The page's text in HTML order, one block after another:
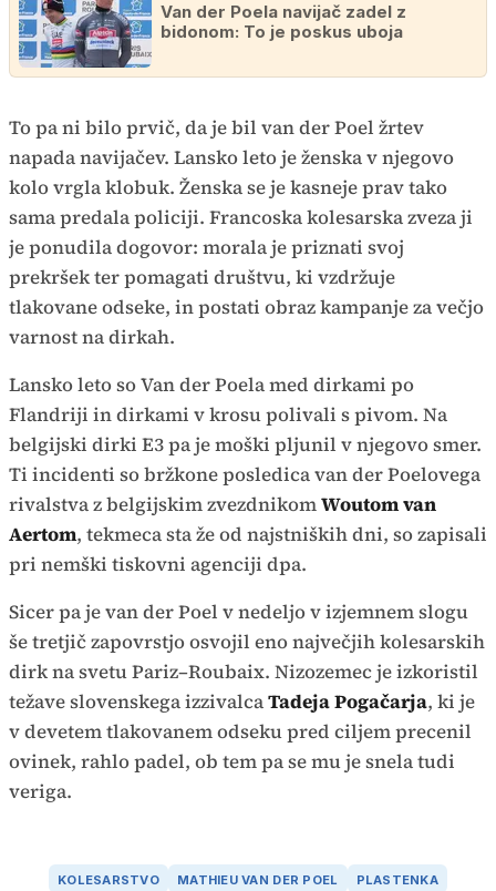
Van der Poela navijač zadel z
bidonom: To je poskus uboja
To pa ni bilo prvič, da je bil van der Poel žrtev
napada navijačev. Lansko leto je ženska v njegovo
kolo vrgla klobuk. Ženska se je kasneje prav tako
sama predala policiji. Francoska kolesarska zveza ji
je ponudila dogovor: morala je priznati svoj
prekršek ter pomagati društvu, ki vzdržuje
tlakovane odseke, in postati obraz kampanje za večjo
varnost na dirkah.
Lansko leto so Van der Poela med dirkami po
Flandriji in dirkami v krosu polivali s pivom. Na
belgijski dirki E3 pa je moški pljunil v njegovo smer.
Ti incidenti so bržkone posledica van der Poelovega
rivalstva z belgijskim zvezdnikomWoutom van
Aertom, tekmeca sta že od najstniških dni, so zapisali
pri nemški tiskovni agenciji dpa.
Sicer pa je van der Poel v nedeljo v izjemnem slogu
še tretjič zapovrstjo osvojil eno največjih kolesarskih
dirk na svetu Pariz–Roubaix. Nizozemec je izkoristil
težave slovenskega izzivalcaTadeja Pogačarja, ki je
v devetem tlakovanem odseku pred ciljem precenil
ovinek, rahlo padel, ob tem pa se mu je snela tudi
veriga.
KOLESARSTVO MATHIEU VAN DER POEL
PLASTENKA